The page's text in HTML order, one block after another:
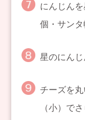
にんじん
個・サンタ
星のにんじ
チーズを
（小）で